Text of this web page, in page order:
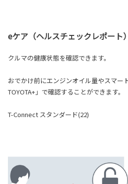
eケア（ヘルスチェックレポート）
クルマの健康状態を確認できます。
おでかけ前にエンジンオイル量やスマー
TOYOTA+」で確認することができます。
T-Connect スタンダード(22)